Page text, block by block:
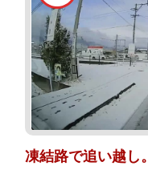
凍結路で追い越し。